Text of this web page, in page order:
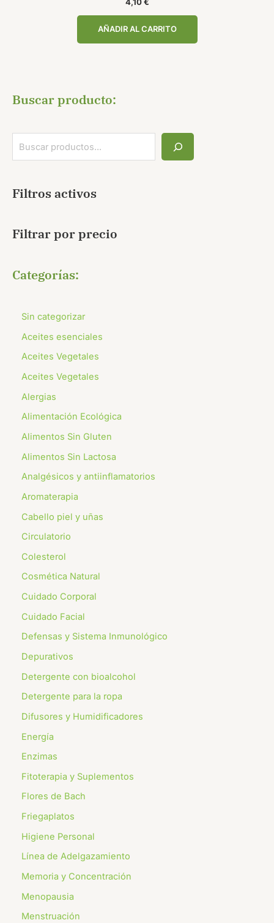
Buscar producto:
Filtros activos
Filtrar por precio
Categorías:
Sin categorizar
Aceites esenciales
Aceites Vegetales
Aceites Vegetales
Alergias
Alimentación Ecológica
Alimentos Sin Gluten
Alimentos Sin Lactosa
Analgésicos y antiinflamatorios
Aromaterapia
Cabello piel y uñas
Circulatorio
Colesterol
Cosmética Natural
Cuidado Corporal
Cuidado Facial
Defensas y Sistema Inmunológico
Depurativos
Detergente con bioalcohol
Detergente para la ropa
Difusores y Humidificadores
Energía
Enzimas
Fitoterapia y Suplementos
Flores de Bach
⁠Friegaplatos
Higiene Personal
Línea de Adelgazamiento
Memoria y Concentración
Menopausia
Menstruación
4,10€
AÑADIR AL CARRITO